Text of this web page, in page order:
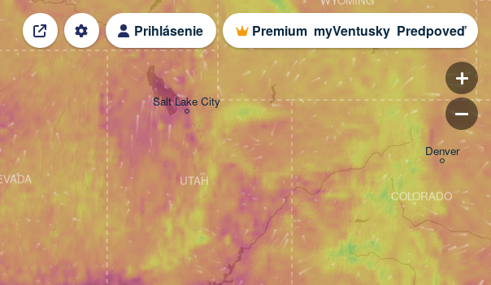
Prihlásenie Premium myVentusky Predpoveď
Denver
Salt Lake City
COLORADO
UTAH